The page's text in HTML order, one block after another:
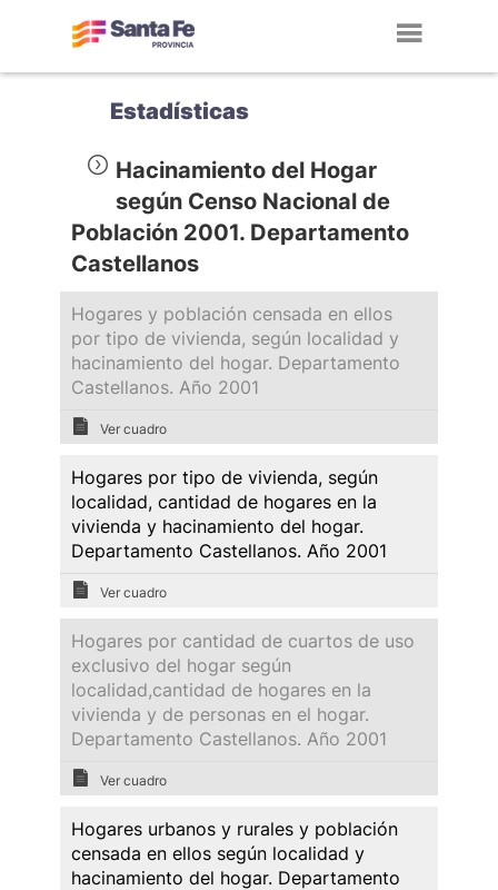
Estadísticas
Hacinamiento del Hogar
según Censo Nacional de
Población 2001. Departamento
Castellanos
Hogares y población censada en ellos
por tipo de vivienda, según localidad y
hacinamiento del hogar. Departamento
Castellanos. Año 2001
Ver cuadro
Hogares por tipo de vivienda, según
localidad, cantidad de hogares en la
vivienda y hacinamiento del hogar.
Departamento Castellanos. Año 2001
Ver cuadro
Hogares por cantidad de cuartos de uso
exclusivo del hogar según
localidad,cantidad de hogares en la
vivienda y de personas en el hogar.
Departamento Castellanos. Año 2001
Ver cuadro
Hogares urbanos y rurales y población
censada en ellos según localidad y
hacinamiento del hogar. Departamento